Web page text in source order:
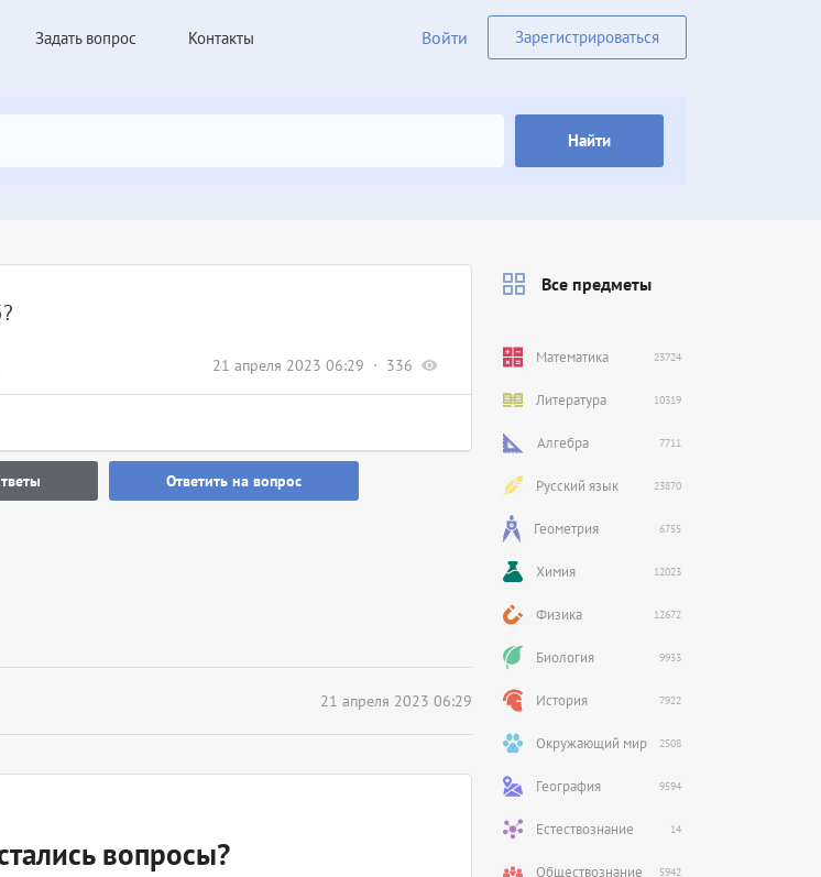
Задать вопрос Контакты Войти Зарегистрироваться
Найти
21 апреля 2023 06:29 336
Ответить на вопрос
21 апреля 2023 06:29
вопросы?
Все предметы
Математика 23724
Литература 10319
Алгебра 7711
Русский язык 23870
Геометрия 6755
Химия 12023
Физика 12672
Биология 9933
История 7922
Окружающий мир 2508
География 9594
Естествознание 14
Обществознание 5942